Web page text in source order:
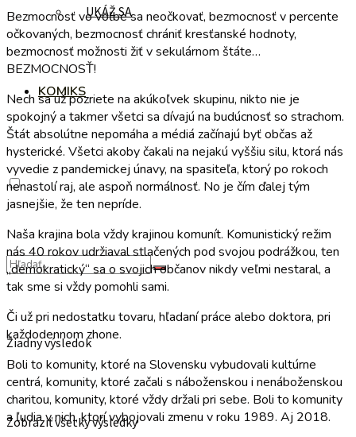
UKÁŽ SA
KOMIKS
Žiadny výsledok
Zobraziť všetky výsledky
Bezmocnosť vo voľbe sa neočkovať, bezmocnosť v percente
očkovaných, bezmocnosť chrániť kresťanské hodnoty,
bezmocnosť možnosti žiť v sekulárnom štáte…
BEZMOCNOSŤ!
Nech sa už pozriete na akúkoľvek skupinu, nikto nie je
spokojný a takmer všetci sa dívajú na budúcnosť so strachom.
Štát absolútne nepomáha a médiá začínajú byť občas až
hysterické. Všetci akoby čakali na nejakú vyššiu silu, ktorá nás
vyvedie z pandemickej únavy, na spasiteľa, ktorý po rokoch
nenastolí raj, ale aspoň normálnosť. No je čím ďalej tým
jasnejšie, že ten nepríde.
Naša krajina bola vždy krajinou komunít. Komunistický režim
nás 40 rokov udržiaval stlačených pod svojou podrážkou, ten
„demokratický“ sa o svojich občanov nikdy veľmi nestaral, a
tak sme si vždy pomohli sami.
Či už pri nedostatku tovaru, hľadaní práce alebo doktora, pri
každodennom zhone.
Boli to komunity, ktoré na Slovensku vybudovali kultúrne
centrá, komunity, ktoré začali s náboženskou i nenáboženskou
charitou, komunity, ktoré vždy držali pri sebe. Boli to komunity
a ľudia v nich, ktorí vybojovali zmenu v roku 1989. Aj 2018.